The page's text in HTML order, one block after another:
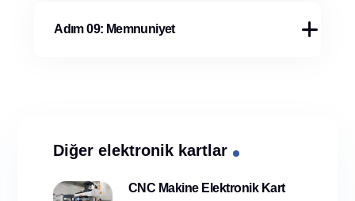
Adım 09: Memnuniyet
Diğer elektronik kartlar
CNC Makine Elektronik Kart